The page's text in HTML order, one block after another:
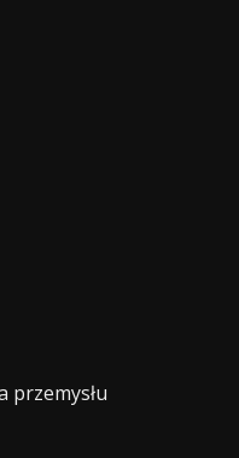
przemysłu